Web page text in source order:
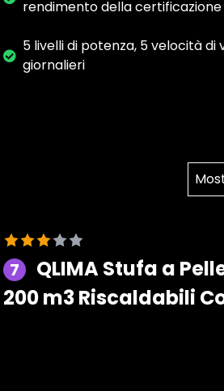
rendimento della certificazione
5 livelli di potenza, 5 velocità
giornalieri
7
QLIMA Stufa a
200 m3 Riscaldabili